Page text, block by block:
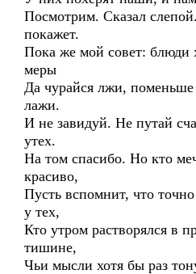
Посмотрим. Сказал
покажет.
Пока же мой совет: блюди
меры
Да чурайся лжи,
лажи.
И не завидуй. Не путай
утех.
На том спасибо. Но кто
красиво,
Пусть вспомнит, что
у тех,
Кто утром растворялся в
тишине,
Чьи мысли хотя бы раз